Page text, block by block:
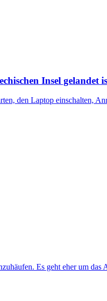
Insel gelandet
den Laptop einschalten,
Es geht eher um das